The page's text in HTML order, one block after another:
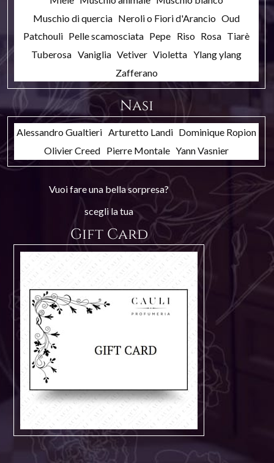
Muschio di quercia Neroli o Fiori d'Arancio Oud
Patchouli Pelle scamosciata Pepe Riso Rosa Tiarè
Tuberosa Vaniglia Vetiver Violetta Ylang ylang
Zafferano
Nasi
Alessandro Gualtieri Arturetto Landi Dominique Ropion
Olivier Creed Pierre Montale Yann Vasnier
Vuoi fare una bella sorpresa?
scegli la tua
Gift Card